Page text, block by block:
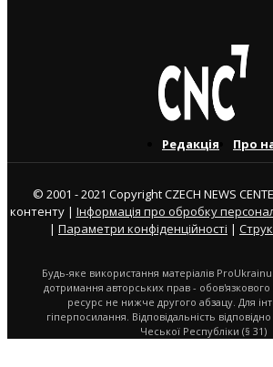
Редакція Про
© 2001 - 2021 Copyright CZECH NEWS
контенту | Інформація про обробку
| Параметри конфіденційності |
Будь-яке використання матеріалів
дотримання авторських прав -
ресурс не нижче другого абзацу. Для
гіперпосилання. Відповідальність
Чеської Республіки (§ 31)